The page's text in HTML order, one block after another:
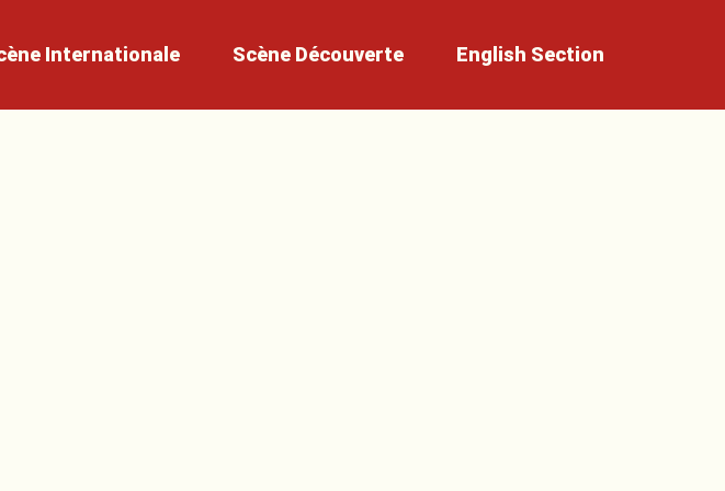
Internationale Scène Découverte English Section